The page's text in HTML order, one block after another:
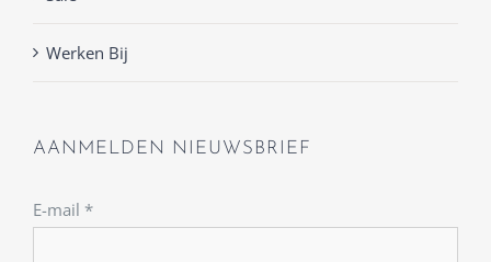
Werken Bij
AANMELDEN NIEUWSBRIEF
E-mail *